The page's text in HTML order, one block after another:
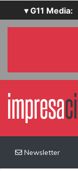
▾ G11 Media:
SecurityOpenLab
Newsletter